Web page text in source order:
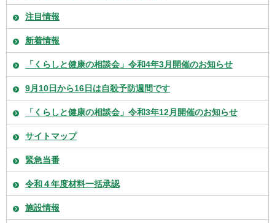
注目情報
新着情報
「くらしと健康の相談会」令和4年3月開催のお知らせ
9月10日から16日は自殺予防週間です
「くらしと健康の相談会」令和3年12月開催のお知らせ
サイトマップ
緊急当番
令和４年度材料一括承認
施設情報